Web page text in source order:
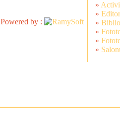
Powered by :
»
»
»
»
»
»